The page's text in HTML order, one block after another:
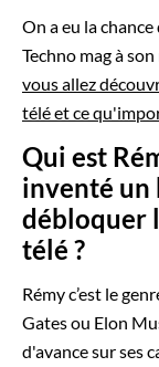
On a eu la
Techno mag à
vous allez
télé et ce
Qui est
inventé un
débloquer
télé ?
Rémy c’est le
Gates ou Elon
d'avance sur ses